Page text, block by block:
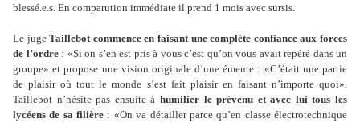
blessé.e.s. En com­pa­ru­tion immé­diate il prend 1 mois avec sursis.
Le jugeTaillebot com­mence en fai­sant une com­plète confiance aux forces
de l’ordre: «Si on s’en est pris à vous c’est qu’on vous avait repéré dans un
groupe» et pro­pose une vision ori­gi­nale d’une émeute : «C’était une partie
de plai­sir où tout le monde s’est fait plai­sir en fai­sant n’importe quoi».
Taillebot n’hésite pas ensuite à humi­lier le pré­venu et avec lui tous les
lycéens de sa filière : «On va détailler parce qu’en classe électrotechnique